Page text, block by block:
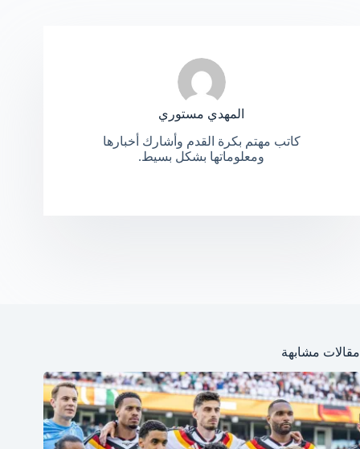
المهدي مستوري
كاتب مهتم بكرة القدم وأشارك أخبارها
ومعلوماتها بشكل بسيط.
مقالات مشابهة